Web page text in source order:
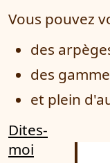
Vous pouvez
des
des
et plein
Dites-
moi